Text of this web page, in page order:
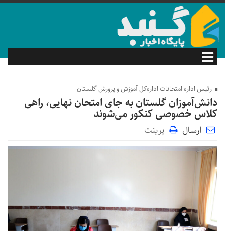
رئیس اداره امتحانات اداره‌کل آموزش و پرورش گلستان
دانش‌آموزان گلستان به جای امتحان نهایی، راهی
کلاس‌ خصوصی کنکور می‌شوند
ارسال پرینت